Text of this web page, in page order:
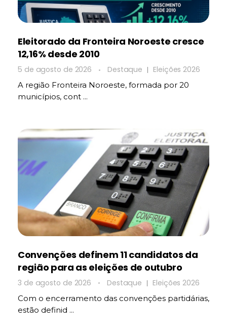
Eleitorado da Fronteira Noroeste cresce
12,16% desde 2010
5 de agosto de 2026 Destaque Eleições 2026
A região Fronteira Noroeste, formada por 20
municípios, cont ...
Convenções definem 11 candidatos da
região para as eleições de outubro
3 de agosto de 2026 Destaque Eleições 2026
Com o encerramento das convenções partidárias,
estão definid ...